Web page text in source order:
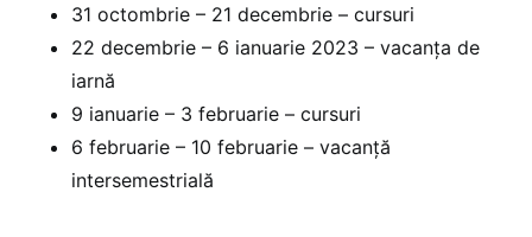
31 octombrie – 21 decembrie – cursuri
22 decembrie – 6 ianuarie 2023 – vacanța de
iarnă
9 ianuarie – 3 februarie – cursuri
6 februarie – 10 februarie – vacanță
intersemestrială